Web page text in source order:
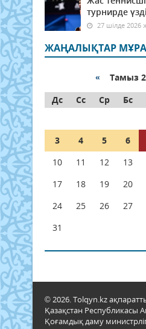
турнирде
27 шілде 2026
ЖАҢАЛЫҚТАР
« Тамыз
Дс
Сс Ср Бс
3
4 5 6
10
11 12 13
17
18 19 20
24
25 26 27
31
© 2026. Tolqyn.kz
Қазақстан Республикасы
Қоғамдық даму